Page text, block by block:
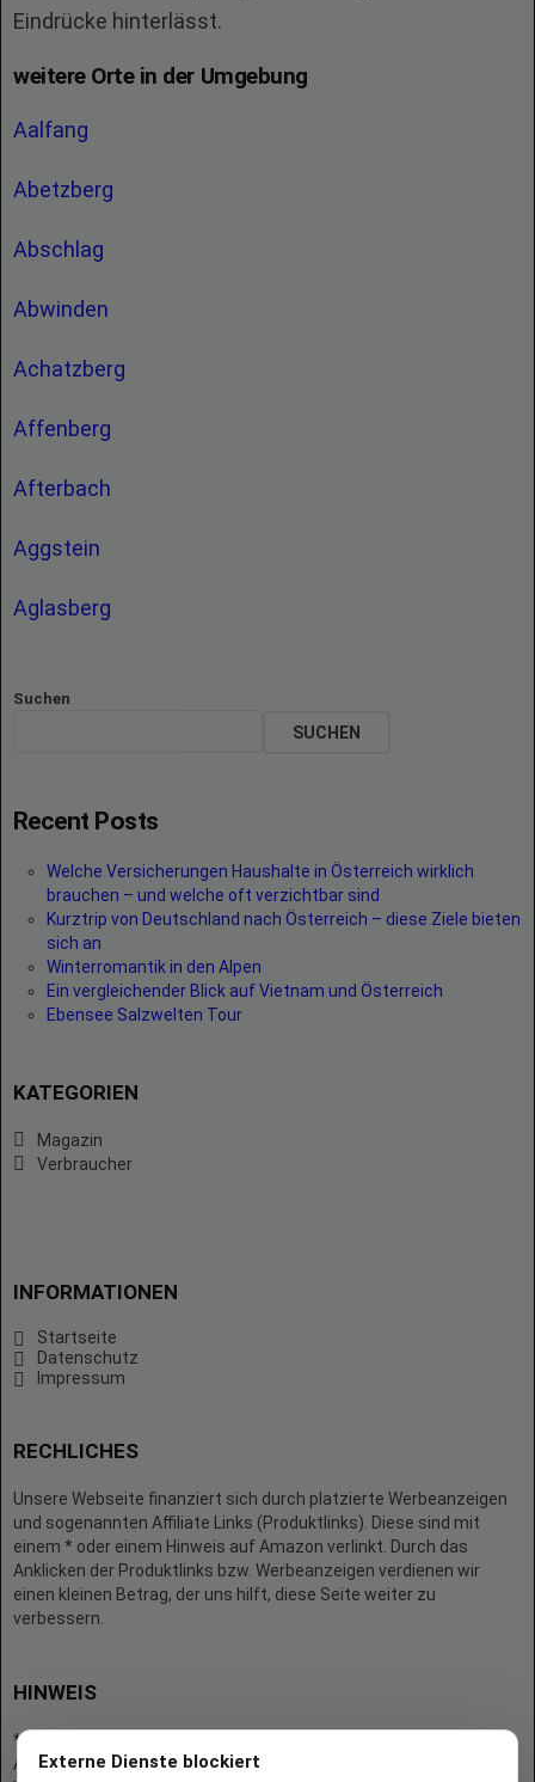
Eindrücke hinterlässt.
weitere Orte in der Umgebung
Aalfang
Abetzberg
Abschlag
Abwinden
Achatzberg
Affenberg
Afterbach
Aggstein
Aglasberg
Suchen
SUCHEN
Recent Posts
Welche Versicherungen Haushalte in Österreich wirklich
brauchen – und welche oft verzichtbar sind
Kurztrip von Deutschland nach Österreich – diese Ziele bieten
sich an
Winterromantik in den Alpen
Ein vergleichender Blick auf Vietnam und Österreich
Ebensee Salzwelten Tour
KATEGORIEN
Magazin
Verbraucher
INFORMATIONEN
Startseite
Datenschutz
Impressum
RECHLICHES
Unsere Webseite finanziert sich durch platzierte Werbeanzeigen
und sogenannten Affiliate Links (Produktlinks). Diese sind mit
einem * oder einem Hinweis auf Amazon verlinkt. Durch das
Anklicken der Produktlinks bzw. Werbeanzeigen verdienen wir
einen kleinen Betrag, der uns hilft, diese Seite weiter zu
verbessern.
HINWEIS
* = Afilliate-Link (=Werbung)
Als Amazon-Partner verdient der Seitenbetreiber an qualifizierten
Externe Dienste blockiert